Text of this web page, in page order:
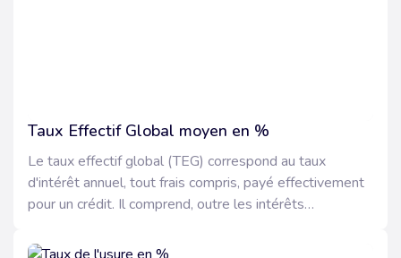
Taux Effectif Global moyen en %
Le taux effectif global (TEG) correspond au taux
d'intérêt annuel, tout frais compris, payé effectivement
pour un crédit. Il comprend, outre les intérêts
rémunérations liés à l'octroi du crédit.